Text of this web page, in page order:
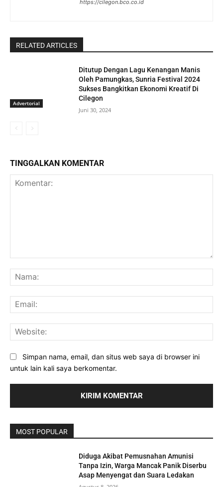
https://cilegon.bco.co.id
RELATED ARTICLES
Advertorial
Ditutup Dengan Lagu Kenangan Manis
Oleh Pamungkas, Sunria Festival 2024
Sukses Bangkitkan Ekonomi Kreatif Di
Cilegon
Juni 30, 2024
TINGGALKAN KOMENTAR
Simpan nama, email, dan situs web saya di browser ini
untuk lain kali saya berkomentar.
MOST POPULAR
Diduga Akibat Pemusnahan Amunisi
Tanpa Izin, Warga Mancak Panik Diserbu
Asap Menyengat dan Suara Ledakan